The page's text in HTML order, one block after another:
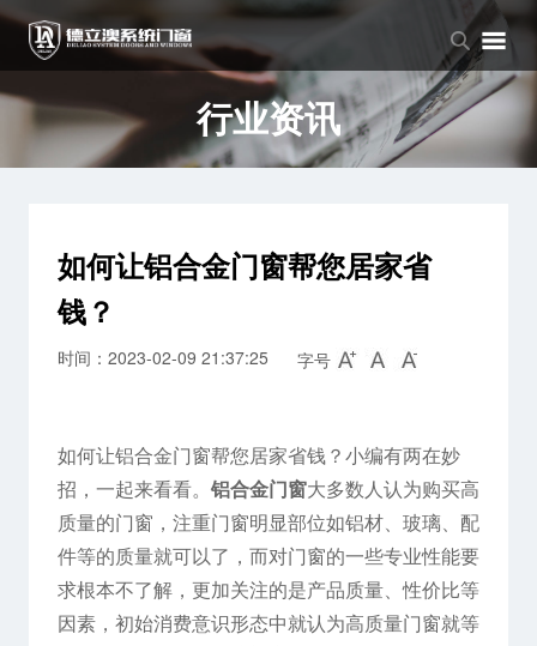
品牌中心
品牌介绍
企业文化
产品中心
窗系列
门系列
新闻中心
公司新闻
行业资讯
行业资讯
如何让铝合金门窗帮您居家省
钱？
时间：2023-02-09 21:37:25 字号
如何让铝合金门窗帮您居家省钱？小编有两在妙
招，一起来看看。 铝合金门窗大多数人认为购买高
质量的门窗，注重门窗明显部位如铝材、玻璃、配
件等的质量就可以了，而对门窗的一些专业性能要
求根本不了解，更加关注的是产品质量、性价比等
因素，初始消费意识形态中就认为高质量门窗就等